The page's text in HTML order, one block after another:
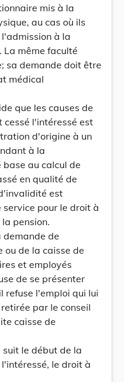
mis à la
au cas où ils
à la
La même faculté
sa demande doit être
médical
que les causes de
cessé l'intéressé est
d'origine à un
à la
au calcul de
en qualité de
est
pour le droit à
pension.
demande de
de la caisse de
et employés
de se présenter
refuse l'emploi qui lui
par le conseil
caisse de
le début de la
le droit à